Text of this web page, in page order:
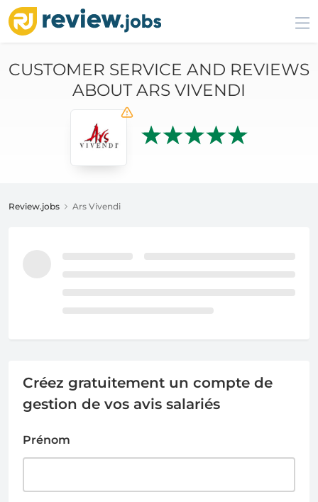
CUSTOMER SERVICE AND REVIEWS
ABOUT ARS VIVENDI
Review.jobs Ars Vivendi
Créez gratuitement un compte de
gestion de vos avis salariés
Prénom